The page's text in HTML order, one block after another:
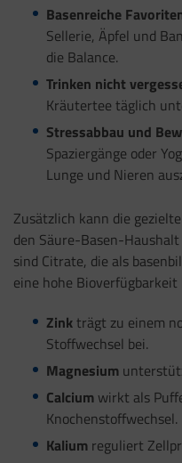
Basenreiche
Sellerie, Äpfel und
die Balance.
Trinken nicht
Kräutertee täglich
Stressabbau und
Spaziergänge oder
Lunge und Nieren
Zusätzlich kann die
den Säure-Basen-
sind Citrate, die als
eine hohe Bioverfügbarkeit
Zinkträgt zu einem
Stoffwechsel bei.
Magnesium
Calciumwirkt als
Knochenstoffwechsel.
Kaliumreguliert